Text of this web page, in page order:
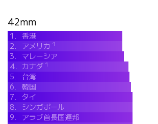
42mm
1. 香港
2.
アメリカ 1
3.
マレーシア
4.
カナダ 1
5.
台湾
6.
韓国
7.
タイ
8.
シンガポール
9.
アラブ首長国連邦